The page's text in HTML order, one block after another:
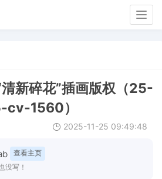
新碎花”插画版权（25-
1560）
2025-11-25 09:49:48
查看主页
没写！